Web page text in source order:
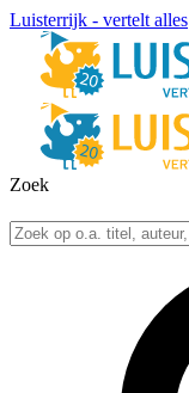
Luisterrijk - vertelt alles
Zoek